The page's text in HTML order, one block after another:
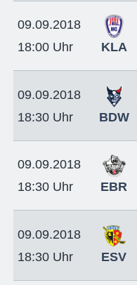
09.09.2018
18:00 Uhr
KLA
09.09.2018
18:30 Uhr
BDW
09.09.2018
18:30 Uhr
EBR
09.09.2018
18:30 Uhr
ESV